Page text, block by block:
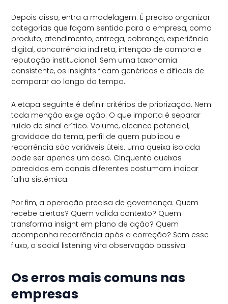
Depois disso, entra a modelagem. É preciso organizar
categorias que façam sentido para a empresa, como
produto, atendimento, entrega, cobrança, experiência
digital, concorrência indireta, intenção de compra e
reputação institucional. Sem uma taxonomia
consistente, os insights ficam genéricos e difíceis de
comparar ao longo do tempo.
A etapa seguinte é definir critérios de priorização. Nem
toda menção exige ação. O que importa é separar
ruído de sinal crítico. Volume, alcance potencial,
gravidade do tema, perfil de quem publicou e
recorrência são variáveis úteis. Uma queixa isolada
pode ser apenas um caso. Cinquenta queixas
parecidas em canais diferentes costumam indicar
falha sistêmica.
Por fim, a operação precisa de governança. Quem
recebe alertas? Quem valida contexto? Quem
transforma insight em plano de ação? Quem
acompanha recorrência após a correção? Sem esse
fluxo, o social listening vira observação passiva.
Os erros mais comuns nas
empresas